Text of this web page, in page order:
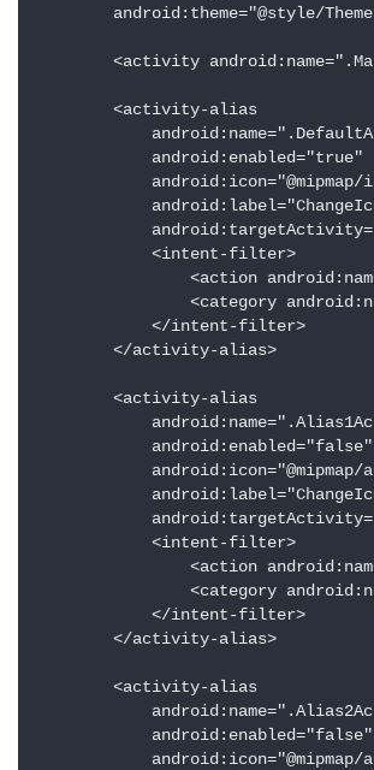
android:theme="@style/
<activity
        <activity-alias
            android:enabled="true"
android:icon="@mipmap/
            <intent-filter>
<action
<category
            </intent-filter>
        </activity-alias>
        <activity-alias
            android:enabled="false"
android:icon="@mipmap/
            <intent-filter>
<action
<category
            </intent-filter>
        </activity-alias>
        <activity-alias
            android:enabled="false"
android:icon="@mipmap/